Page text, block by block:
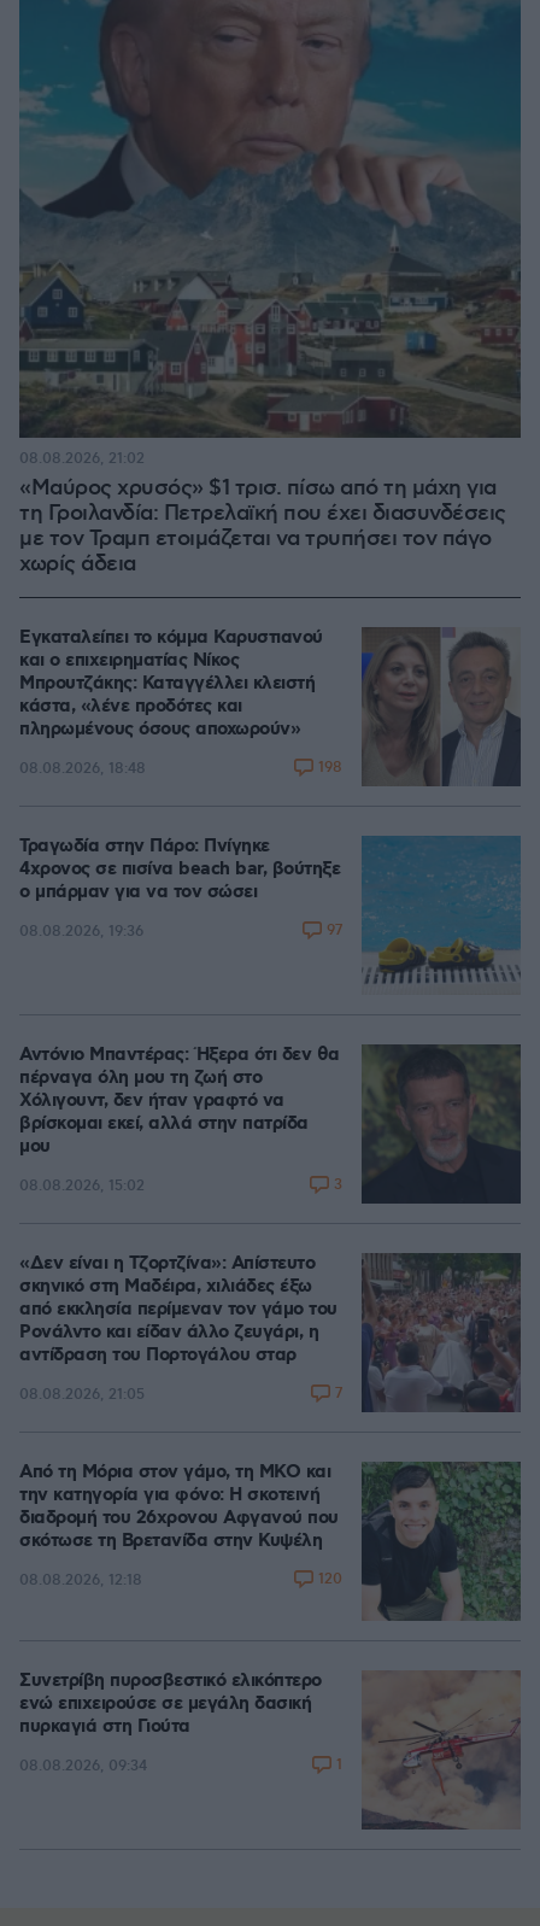
«Μαύρος χρυσός» $1 τρισ. πίσω από τη μάχη για
τη Γροιλανδία: Πετρελαϊκή που έχει διασυνδέσεις
με τον Τραμπ ετοιμάζεται να τρυπήσει τον πάγο
χωρίς άδεια
08.08.2026, 21:02
Εγκαταλείπει το κόμμα Καρυστιανού
και ο επιχειρηματίας Νίκος
Μπρουτζάκης: Καταγγέλλει κλειστή
κάστα, «λένε προδότες και
πληρωμένους όσους αποχωρούν»
08.08.2026, 18:48 198
Τραγωδία στην Πάρο: Πνίγηκε
4χρονος σε πισίνα beach bar, βούτηξε
ο μπάρμαν για να τον σώσει
08.08.2026, 19:36 97
Αντόνιο Μπαντέρας: Ήξερα ότι δεν θα
πέρναγα όλη μου τη ζωή στο
Χόλιγουντ, δεν ήταν γραφτό να
βρίσκομαι εκεί, αλλά στην πατρίδα
μου
08.08.2026, 15:02 3
«Δεν είναι η Τζορτζίνα»: Απίστευτο
σκηνικό στη Μαδέιρα, χιλιάδες έξω
από εκκλησία περίμεναν τον γάμο του
Ρονάλντο και είδαν άλλο ζευγάρι, η
αντίδραση του Πορτογάλου σταρ
08.08.2026, 21:05 7
Από τη Μόρια στον γάμο, τη ΜΚΟ και
την κατηγορία για φόνο: Η σκοτεινή
διαδρομή του 26χρονου Αφγανού που
σκότωσε τη Βρετανίδα στην Κυψέλη
08.08.2026, 12:18 120
Συνετρίβη πυροσβεστικό ελικόπτερο
ενώ επιχειρούσε σε μεγάλη δασική
πυρκαγιά στη Γιούτα
08.08.2026, 09:34 1